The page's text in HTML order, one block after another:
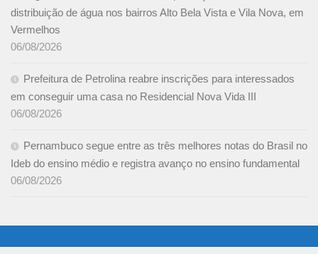
distribuição de água nos bairros Alto Bela Vista e Vila Nova, em
Vermelhos
06/08/2026
Prefeitura de Petrolina reabre inscrições para interessados
em conseguir uma casa no Residencial Nova Vida III
06/08/2026
Pernambuco segue entre as três melhores notas do Brasil no
Ideb do ensino médio e registra avanço no ensino fundamental
06/08/2026